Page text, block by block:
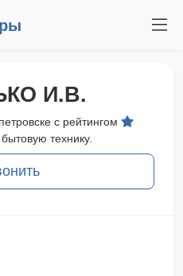
И.В.
с рейтингом
технику.